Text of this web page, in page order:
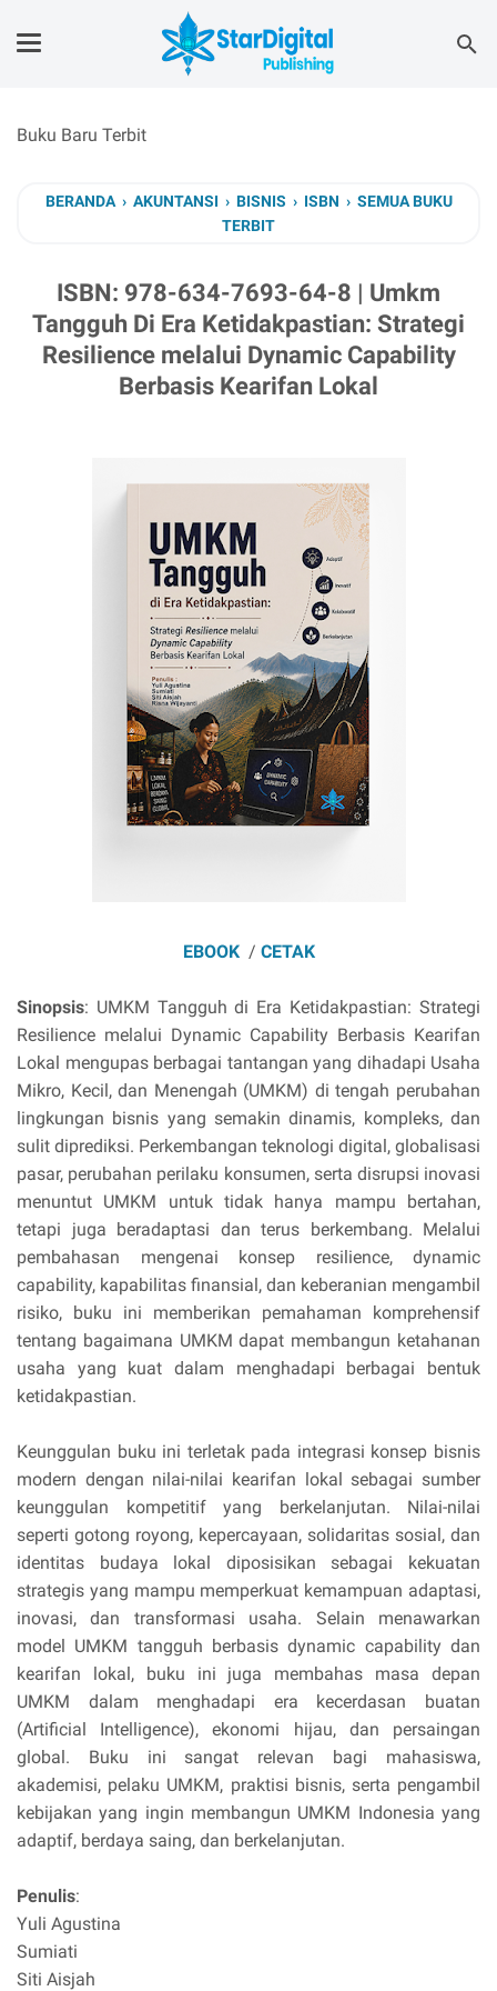
Buku Baru Terbit
BERANDA › AKUNTANSI › BISNIS › ISBN › SEMUA BUKU
TERBIT
ISBN: 978-634-7693-64-8 | Umkm
Tangguh Di Era Ketidakpastian: Strategi
Resilience melalui Dynamic Capability
Berbasis Kearifan Lokal
EBOOK / CETAK
Sinopsis: UMKM Tangguh di Era Ketidakpastian: Strategi
Resilience melalui Dynamic Capability Berbasis Kearifan
Lokal mengupas berbagai tantangan yang dihadapi Usaha
Mikro, Kecil, dan Menengah (UMKM) di tengah perubahan
lingkungan bisnis yang semakin dinamis, kompleks, dan
sulit diprediksi. Perkembangan teknologi digital, globalisasi
pasar, perubahan perilaku konsumen, serta disrupsi inovasi
menuntut UMKM untuk tidak hanya mampu bertahan,
tetapi juga beradaptasi dan terus berkembang. Melalui
pembahasan mengenai konsep resilience, dynamic
capability, kapabilitas finansial, dan keberanian mengambil
risiko, buku ini memberikan pemahaman komprehensif
tentang bagaimana UMKM dapat membangun ketahanan
usaha yang kuat dalam menghadapi berbagai bentuk
ketidakpastian.
Keunggulan buku ini terletak pada integrasi konsep bisnis
modern dengan nilai-nilai kearifan lokal sebagai sumber
keunggulan kompetitif yang berkelanjutan. Nilai-nilai
seperti gotong royong, kepercayaan, solidaritas sosial, dan
identitas budaya lokal diposisikan sebagai kekuatan
strategis yang mampu memperkuat kemampuan adaptasi,
inovasi, dan transformasi usaha. Selain menawarkan
model UMKM tangguh berbasis dynamic capability dan
kearifan lokal, buku ini juga membahas masa depan
UMKM dalam menghadapi era kecerdasan buatan
(Artificial Intelligence), ekonomi hijau, dan persaingan
global. Buku ini sangat relevan bagi mahasiswa,
akademisi, pelaku UMKM, praktisi bisnis, serta pengambil
kebijakan yang ingin membangun UMKM Indonesia yang
adaptif, berdaya saing, dan berkelanjutan.
Penulis:
Yuli Agustina
Sumiati
Siti Aisjah